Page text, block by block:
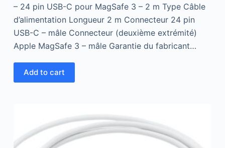
5
– 24 pin USB-C pour MagSafe 3 – 2 m Type Câble
d’alimentation Longueur 2 m Connecteur 24 pin
USB-C – mâle Connecteur (deuxième extrémité)
Apple MagSafe 3 – mâle Garantie du fabricant…
Add to cart